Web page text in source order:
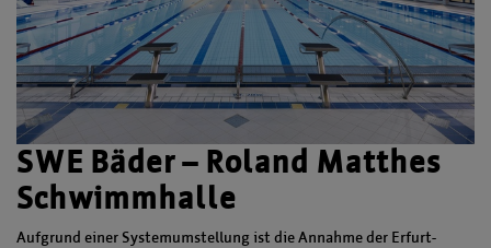
SWE Bäder – Roland Matthes
Schwimmhalle
Aufgrund einer Systemumstellung ist die Annahme der Erfurt-